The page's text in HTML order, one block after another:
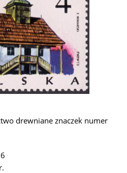
drewniane znaczek numer